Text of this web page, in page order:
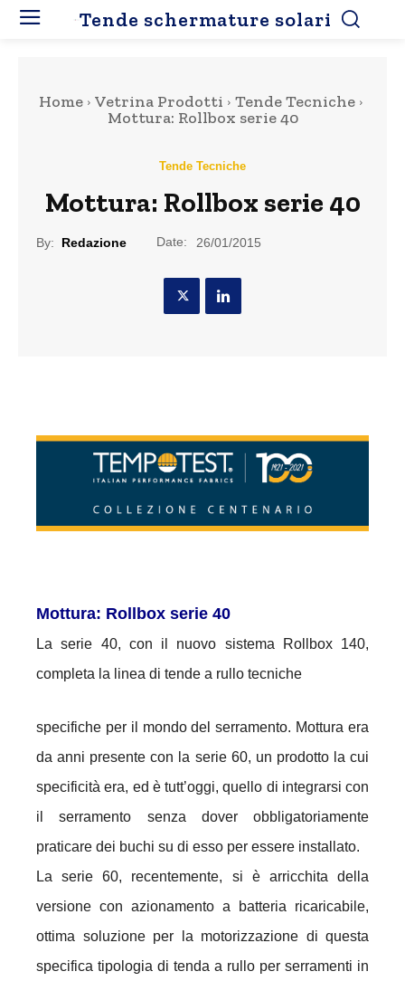
Tende schermature solari
Home Vetrina Prodotti
Tende Tecniche
Mottura: Rollbox serie 40
Tende Tecniche
Mottura: Rollbox serie 40
By: Redazione Date: 26/01/2015
Mottura: Rollbox serie 40
La serie 40, con il nuovo sistema Rollbox 140,
completa la linea di tende a rullo tecniche
specifiche per il mondo del serramento. Mottura era
da anni presente con la serie 60, un prodotto la cui
specificità era, ed è tutt’oggi, quello di integrarsi con
il serramento senza dover obbligatoriamente
praticare dei buchi su di esso per essere installato.
La serie 60, recentemente, si è arricchita della
versione con azionamento a batteria ricaricabile,
ottima soluzione per la motorizzazione di questa
specifica tipologia di tenda a rullo per serramenti in